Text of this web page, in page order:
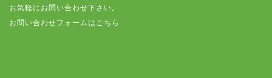
お気軽にお問い合わせ下さい。
お問い合わせフォームはこちら